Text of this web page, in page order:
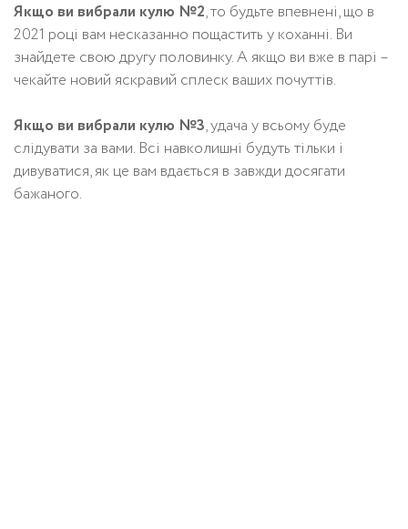
Якщо ви вибрали кулю №2, то будьте впевнені, що в
2021 році вам несказанно пощастить у коханні. Ви
знайдете свою другу половинку. А якщо ви вже в парі –
чекайте новий яскравий сплеск ваших почуттів.
Якщо ви вибрали кулю №3, удача у всьому буде
слідувати за вами. Всі навколишні будуть тільки і
дивуватися, як це вам вдається в завжди досягати
бажаного.